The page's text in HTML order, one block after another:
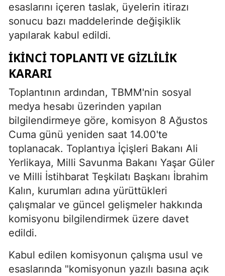
esaslarını içeren taslak, üyelerin itirazı
sonucu bazı maddelerinde değişiklik
yapılarak kabul edildi.
İKINCI TOPLANTI VE GIZLILIK
KARARI
Toplantının ardından, TBMM'nin sosyal
medya hesabı üzerinden yapılan
bilgilendirmeye göre, komisyon 8 Ağustos
Cuma günü yeniden saat 14.00'te
toplanacak. Toplantıya İçişleri Bakanı Ali
Yerlikaya, Milli Savunma Bakanı Yaşar Güler
ve Milli İstihbarat Teşkilatı Başkanı İbrahim
Kalın, kurumları adına yürüttükleri
çalışmalar ve güncel gelişmeler hakkında
komisyonu bilgilendirmek üzere davet
edildi.
Kabul edilen komisyonun çalışma usul ve
esaslarında "komisyonun yazılı basına açık